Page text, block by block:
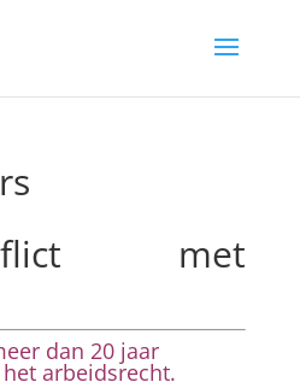
met
dan 20 jaar
arbeidsrecht.